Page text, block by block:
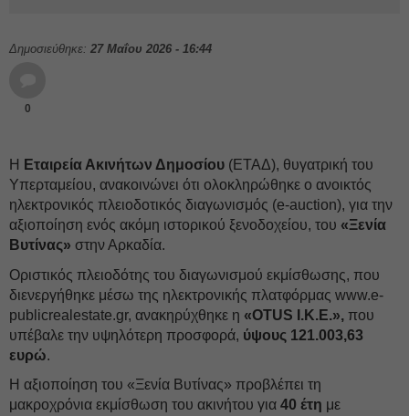
Δημοσιεύθηκε: 27 Μαΐου 2026 - 16:44
0
Η Εταιρεία Ακινήτων Δημοσίου (ΕΤΑΔ), θυγατρική του
Υπερταμείου, ανακοινώνει ότι ολοκληρώθηκε ο ανοικτός
ηλεκτρονικός πλειοδοτικός διαγωνισμός (e-auction), για την
αξιοποίηση ενός ακόμη ιστορικού ξενοδοχείου, του «Ξενία
Βυτίνας» στην Αρκαδία.
Οριστικός πλειοδότης του διαγωνισμού εκμίσθωσης, που
διενεργήθηκε μέσω της ηλεκτρονικής πλατφόρμας www.e-
publicrealestate.gr, ανακηρύχθηκε η «OTUS I.K.E.», που
υπέβαλε την υψηλότερη προσφορά, ύψους 121.003,63
ευρώ.
Η αξιοποίηση του «Ξενία Βυτίνας» προβλέπει τη
μακροχρόνια εκμίσθωση του ακινήτου για 40 έτη με